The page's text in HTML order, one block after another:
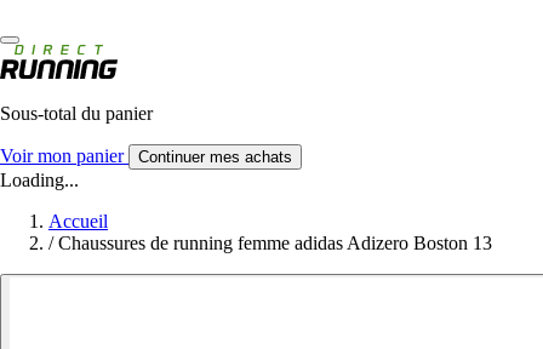
Sous-total du panier
Voir mon panier Continuer mes achats
Loading...
Accueil
/ Chaussures de running femme adidas Adizero Boston 13